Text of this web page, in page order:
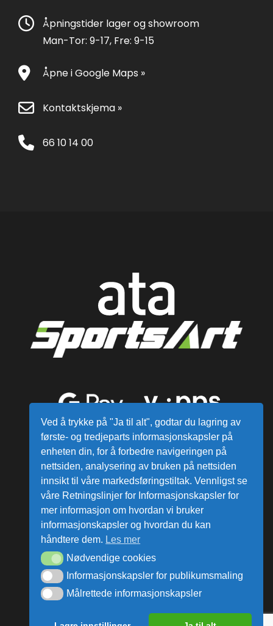
Åpningstider lager og showroom
Man-Tor: 9-17, Fre: 9-15
Åpne i Google Maps »
Kontaktskjema »
66 10 14 00
Alle varer sendes fra vårt lager i
Norge
ata Group AS © Alle rettigheter reservert.
Ved å trykke på "Ja til alt", godtar du lagring av
første- og tredjeparts informasjonskapsler på
enheten din, for å forbedre navigeringen på
nettsiden, analysering av bruken på nettsiden
innsikt til våre markedsføringstiltak. Vennligst se
våre Retningslinjer for Informasjonskapsler for
mer informasjon om hvordan vi bruker
informasjonskapsler og hvordan du kan
håndtere dem. Les mer
Nødvendige cookies
Informasjonskapsler for publikumsmaling
Målrettede informasjonskapsler